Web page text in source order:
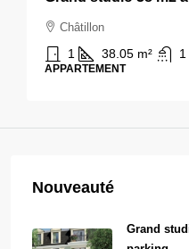
Châtillon
1 38.05 m² 1
APPARTEMENT
Nouveauté
Grand